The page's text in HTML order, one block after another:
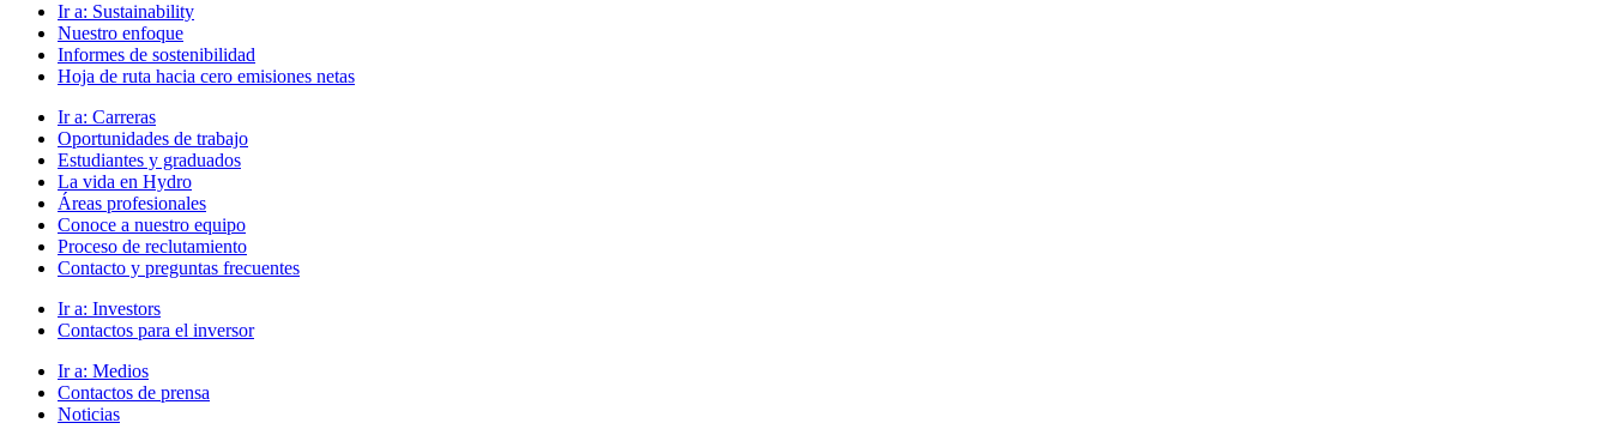
Ir a: Sustainability
Nuestro enfoque
Informes de sostenibilidad
Hoja de ruta hacia cero emisiones netas
Ir a: Carreras
Oportunidades de trabajo
Estudiantes y graduados
La vida en Hydro
Áreas profesionales
Conoce a nuestro equipo
Proceso de reclutamiento
Contacto y preguntas frecuentes
Ir a: Investors
Contactos para el inversor
Ir a: Medios
Contactos de prensa
Noticias